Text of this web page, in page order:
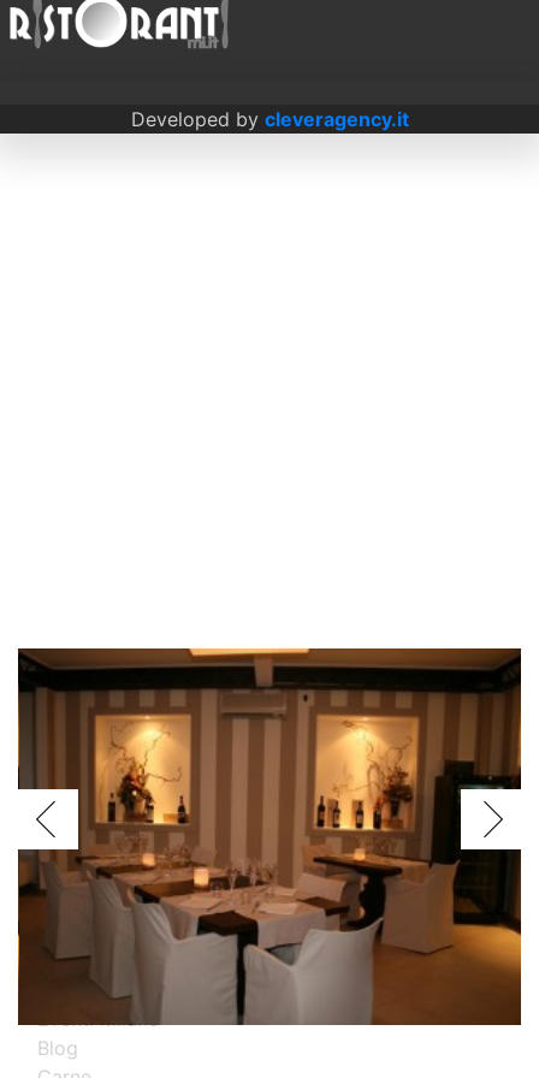
Argentini Brasiliani Cinesi
Giapponesi Thailandesi
Calabresi Campani Emiliani Liguri
Milanesi Piemontesi Pugliesi Romani
Prova i nostri migliori ristoranti specializzati
Eventi Milano
Blog
Developed by cleveragency.it